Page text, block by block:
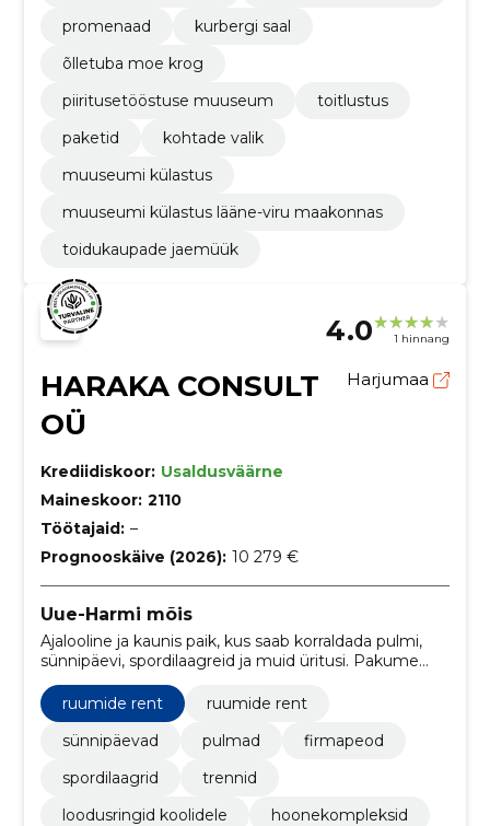
promenaad
kurbergi saal
õlletuba moe krog
piiritusetööstuse muuseum
toitlustus
paketid
kohtade valik
muuseumi külastus
muuseumi külastus lääne-viru maakonnas
toidukaupade jaemüük
4.0 1 hinnang
HARAKA CONSULT
OÜ
Harjumaa
Krediidiskoor: Usaldusväärne
Maineskoor: 2110
Töötajaid: –
Prognooskäive (2026): 10 279 €
Uue-Harmi mõis
Ajalooline ja kaunis paik, kus saab korraldada pulmi,
sünnipäevi, spordilaagreid ja muid üritusi. Pakume
eriliseks.
ruumide rent
ruumide rent
sünnipäevad
pulmad
firmapeod
spordilaagrid
trennid
loodusringid koolidele
hoonekompleksid